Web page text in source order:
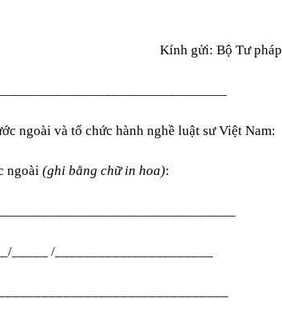
Kính gửi: Bộ Tư pháp
ngoài và tổ chức hành nghề luật sư Việt Nam:
ngoài (ghi bằng chữ in hoa):
_____ /______________________